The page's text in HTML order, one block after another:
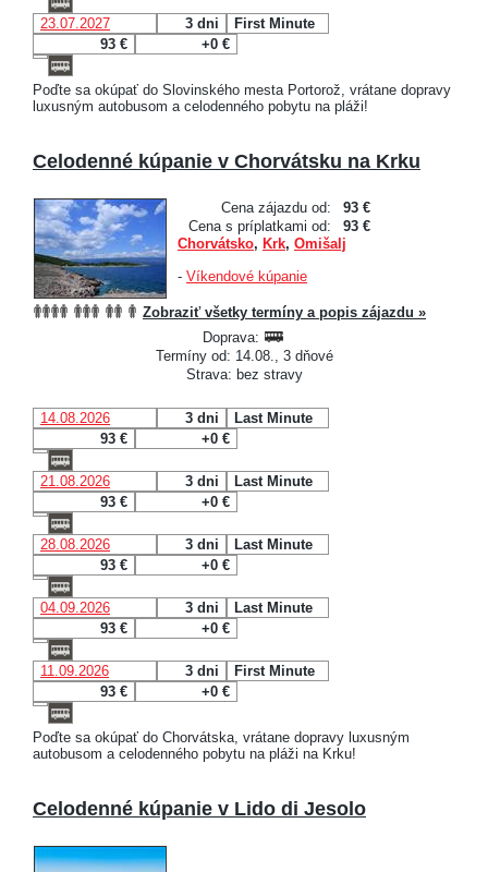
23.07.2027 3 dni
First Minute
93 €
+0 €
Poďte sa okúpať do Slovinského mesta Portorož, vrátane dopravy
luxusným autobusom a celodenného pobytu na pláži!
Celodenné kúpanie v Chorvátsku na Krku
Cena zájazdu od:
93 €
Cena s príplatkami od:
93 €
Chorvátsko, Krk, Omišalj
- Víkendové kúpanie
Zobraziť všetky termíny a popis zájazdu »
Doprava:
Termíny od: 14.08., 3 dňové
Strava: bez stravy
14.08.2026 3 dni
Last Minute
93 €
+0 €
21.08.2026 3 dni
Last Minute
93 €
+0 €
28.08.2026 3 dni
Last Minute
93 €
+0 €
04.09.2026 3 dni
Last Minute
93 €
+0 €
11.09.2026 3 dni
First Minute
93 €
+0 €
Poďte sa okúpať do Chorvátska, vrátane dopravy luxusným
autobusom a celodenného pobytu na pláži na Krku!
Celodenné kúpanie v Lido di Jesolo